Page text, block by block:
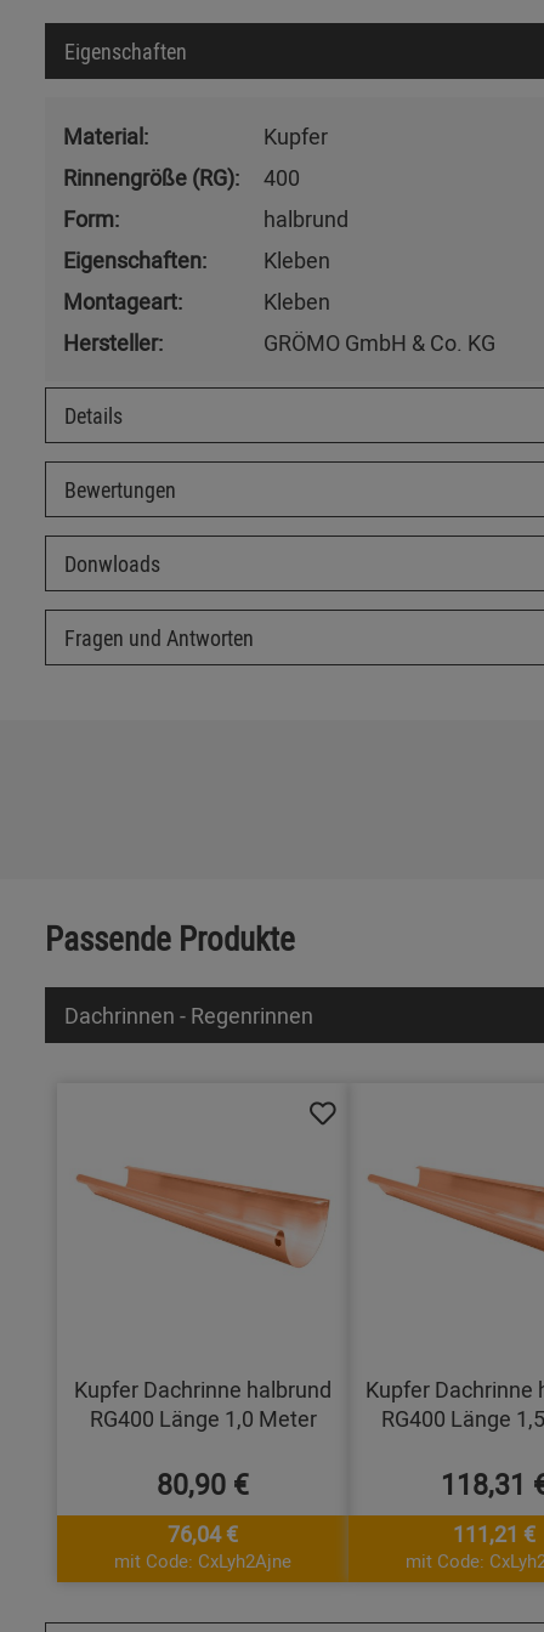
Eigenschaften
Material:
Kupfer
Rinnengröße (RG):
400
Form:
halbrund
Eigenschaften:
Kleben
Montageart:
Kleben
Hersteller:
GRÖMO GmbH & Co. KG
Details
Bewertungen
Donwloads
Fragen und Antworten
Passende Produkte
Dachrinnen - Regenrinnen
Kupfer Dachrinne halbrund
RG400 Länge 1,0 Meter
80,90 €
76,04 €
mit Code: CxLyh2Ajne
Kupfer Dachrinne
RG400 Länge
118,31
111,21 €
mit Code: